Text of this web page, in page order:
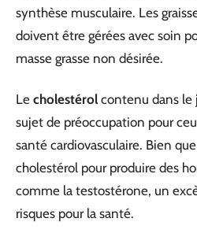
synthèse musculaire. Les
doivent être gérées avec soin
masse grasse non désirée.
Le cholestérol contenu dans le
sujet de préoccupation pour
santé cardiovasculaire. Bien
cholestérol pour produire des
comme la testostérone, un
risques pour la santé.